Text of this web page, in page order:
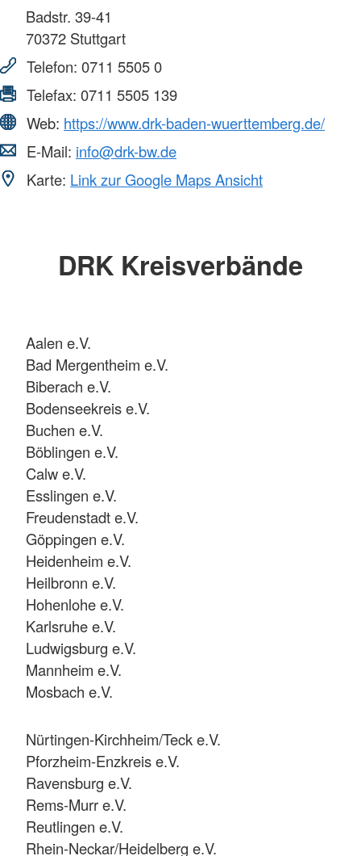
Badstr. 39-41
70372 Stuttgart
Telefon: 0711 5505 0
Telefax: 0711 5505 139
Web: https://www.drk-baden-wuerttemberg.de/
E-Mail: info@drk-bw.de
Karte: Link zur Google Maps Ansicht
DRK Kreisverbände
Aalen e.V.
Bad Mergentheim e.V.
Biberach e.V.
Bodenseekreis e.V.
Buchen e.V.
Böblingen e.V.
Calw e.V.
Esslingen e.V.
Freudenstadt e.V.
Göppingen e.V.
Heidenheim e.V.
Heilbronn e.V.
Hohenlohe e.V.
Karlsruhe e.V.
Ludwigsburg e.V.
Mannheim e.V.
Mosbach e.V.
Nürtingen-Kirchheim/Teck e.V.
Pforzheim-Enzkreis e.V.
Ravensburg e.V.
Rems-Murr e.V.
Reutlingen e.V.
Rhein-Neckar/Heidelberg e.V.